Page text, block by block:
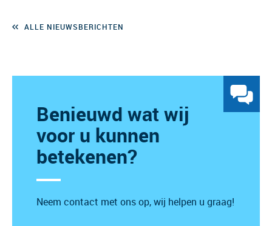
ALLE NIEUWSBERICHTEN
Benieuwd wat wij
voor u kunnen
betekenen?
Neem contact met ons op, wij helpen u graag!